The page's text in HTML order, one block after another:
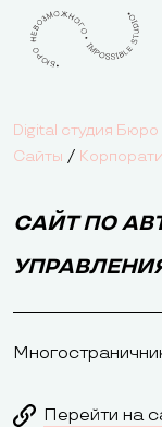
Digital студия
Сайты /
САЙТ ПО
Перейти на